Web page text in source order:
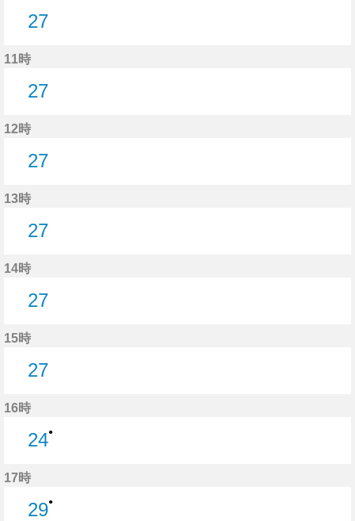
27
11時
27
12時
27
13時
27
14時
27
15時
27
16時
24●
17時
29●